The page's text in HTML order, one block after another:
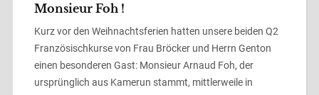
Monsieur Foh !
Kurz vor den Weihnachtsferien hatten unsere beiden Q2
Französischkurse von Frau Bröcker und Herrn Genton
einen besonderen Gast: Monsieur Arnaud Foh, der
ursprünglich aus Kamerun stammt, mittlerweile in